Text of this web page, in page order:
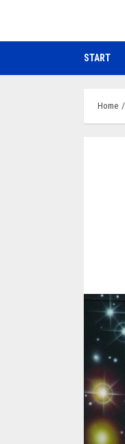
de
START
Home